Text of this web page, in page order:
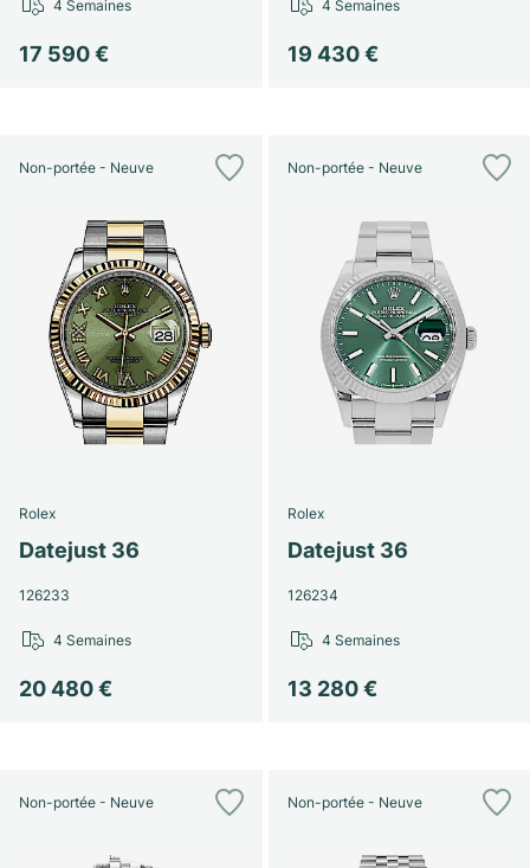
17 590 €
4 Semaines
19 430 €
4 Semaines
Non-portée - Neuve
Rolex
Datejust 36
126233
20 480 €
4 Semaines
Non-portée - Neuve
Rolex
Datejust 36
126234
13 280 €
4 Semaines
Non-portée - Neuve Non-portée - Neuve